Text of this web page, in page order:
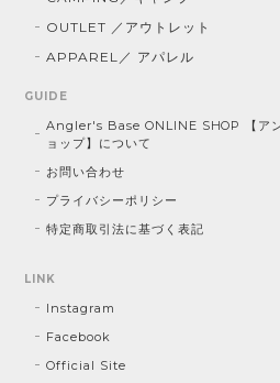
OUTLET ／アウトレット
APPAREL／ アパレル
GUIDE
Angler's Base ONLINE SHOP 【ア
ョップ】について
お問い合わせ
プライバシーポリシー
特定商取引法に基づく表記
LINK
Instagram
Facebook
Official Site